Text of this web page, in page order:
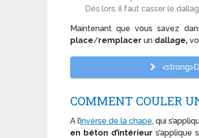
Dès lors, il faut casser le
Maintenant que vous savez
place/remplacer un dallage,
COMMENT COULER
A l’inverse de la chape, qui
en béton d’intérieur s’applique